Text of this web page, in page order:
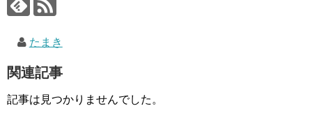
たまき
関連記事
記事は見つかりませんでした。